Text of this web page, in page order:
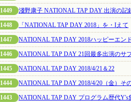
淺野康子 NATIONAL TAP DAY 出演の記
「NATIONAL TAP DAY 2018」を・Iえて
NATIONAL TAP DAY 2018ハッピーエン
NATIONAL TAP DAY 21回最多出演のサ
NATIONAL TAP DAY 2018/4/21＆22
NATIONAL TAP DAY 2018/4/20（金）そ
NATIONAL TAP DAY プログラム歴代Y's